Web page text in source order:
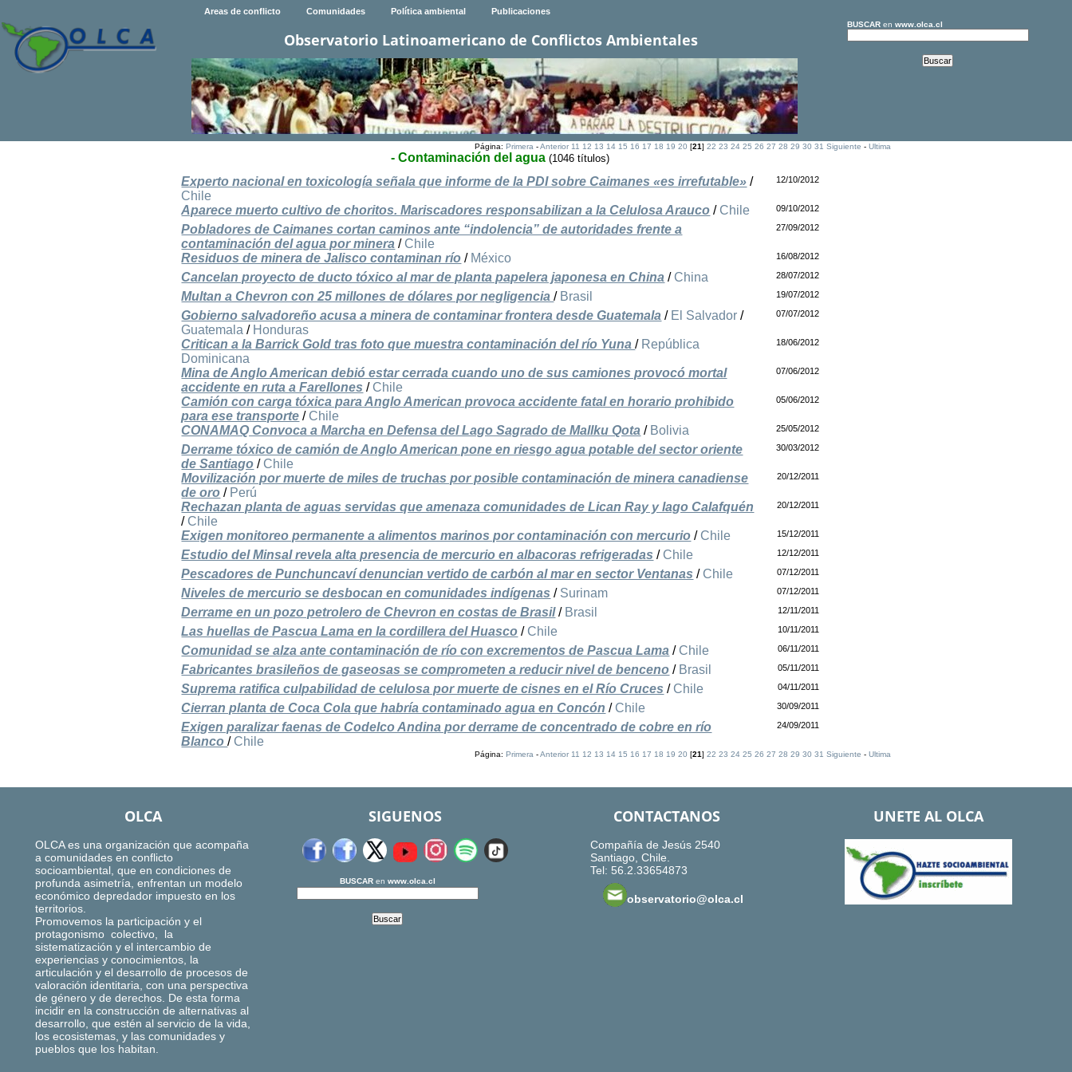
Areas de conflicto Comunidades Política ambiental Publicaciones
Observatorio Latinoamericano de Conflictos Ambientales
BUSCARen www.olca.cl
Página: Primera-Anterior 11 12 13 14 15 16 17 18 19 20 [21] 22 23 24 25 26 27 28 29 30 31 Siguiente - Ultima
- Contaminación del agua (1046 títulos)
Experto nacional en toxicología señala que informe de la PDI sobre Caimanes «es irrefutable» /
Chile
12/10/2012
Aparece muerto cultivo de choritos. Mariscadores responsabilizan a la Celulosa Arauco / Chile 09/10/2012
Pobladores de Caimanes cortan caminos ante “indolencia” de autoridades frente a
contaminación del agua por minera / Chile
27/09/2012
Residuos de minera de Jalisco contaminan río / México 16/08/2012
Cancelan proyecto de ducto tóxico al mar de planta papelera japonesa en China / China 28/07/2012
Multan a Chevron con 25 millones de dólares por negligencia/ Brasil 19/07/2012
Gobierno salvadoreño acusa a minera de contaminar frontera desde Guatemala / El Salvador /
Guatemala / Honduras
07/07/2012
Critican a la Barrick Gold tras foto que muestra contaminación del río Yuna/ República
Dominicana
18/06/2012
Mina de Anglo American debió estar cerrada cuando uno de sus camiones provocó mortal
accidente en ruta a Farellones / Chile
07/06/2012
Camión con carga tóxica para Anglo American provoca accidente fatal en horario prohibido
para ese transporte / Chile
05/06/2012
CONAMAQ Convoca a Marcha en Defensa del Lago Sagrado de Mallku Qota / Bolivia 25/05/2012
Derrame tóxico de camión de Anglo American pone en riesgo agua potable del sector oriente
de Santiago / Chile
30/03/2012
Movilización por muerte de miles de truchas por posible contaminación de minera canadiense
de oro / Perú
20/12/2011
Rechazan planta de aguas servidas que amenaza comunidades de Lican Ray y lago Calafquén
/ Chile
20/12/2011
Exigen monitoreo permanente a alimentos marinos por contaminación con mercurio / Chile 15/12/2011
Estudio del Minsal revela alta presencia de mercurio en albacoras refrigeradas / Chile 12/12/2011
Pescadores de Punchuncaví denuncian vertido de carbón al mar en sector Ventanas / Chile 07/12/2011
Niveles de mercurio se desbocan en comunidades indígenas / Surinam 07/12/2011
Derrame en un pozo petrolero de Chevron en costas de Brasil/ Brasil 12/11/2011
Las huellas de Pascua Lama en la cordillera del Huasco / Chile 10/11/2011
Comunidad se alza ante contaminación de río con excrementos de Pascua Lama / Chile 06/11/2011
Fabricantes brasileños de gaseosas se comprometen a reducir nivel de benceno / Brasil 05/11/2011
Suprema ratifica culpabilidad de celulosa por muerte de cisnes en el Río Cruces / Chile 04/11/2011
Cierran planta de Coca Cola que habría contaminado agua en Concón / Chile 30/09/2011
Exigen paralizar faenas de Codelco Andina por derrame de concentrado de cobre en río
Blanco/ Chile
24/09/2011
Página: Primera-Anterior 11 12 13 14 15 16 17 18 19 20 [21] 22 23 24 25 26 27 28 29 30 31 Siguiente - Ultima
OLCA
OLCA es una organización que acompaña
a comunidades en conflicto
socioambiental, que en condiciones de
profunda asimetría, enfrentan un modelo
económico depredador impuesto en los
territorios.
Promovemos la participación y el
protagonismo colectivo, la
sistematización y el intercambio de
experiencias y conocimientos, la
articulación y el desarrollo de procesos de
valoración identitaria, con una perspectiva
de género y de derechos. De esta forma
incidir en la construcción de alternativas al
desarrollo, que estén al servicio de la vida,
los ecosistemas, y las comunidades y
pueblos que los habitan.
SIGUENOS
BUSCARen www.olca.cl
CONTACTANOS
Compañía de Jesús 2540
Santiago, Chile.
Tel: 56.2.33654873
observatorio@olca.cl
UNETE AL OLCA